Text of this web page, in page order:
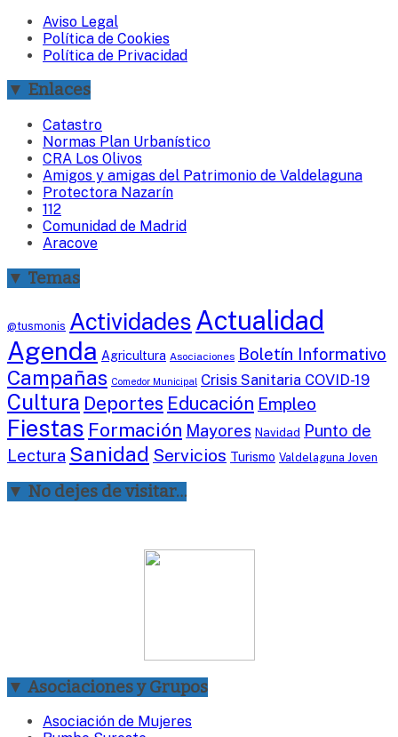
Aviso Legal
Política de Cookies
Política de Privacidad
▼ Enlaces
Catastro
Normas Plan Urbanístico
CRA Los Olivos
Amigos y amigas del Patrimonio de Valdelaguna
Protectora Nazarín
112
Comunidad de Madrid
Aracove
▼ Temas
@tusmonis ActividadesActualidad
Agenda Agricultura Asociaciones Boletín Informativo
Campañas Comedor Municipal Crisis Sanitaria COVID-19
Cultura Deportes Educación Empleo
Fiestas Formación Mayores Navidad Punto de
Lectura Sanidad Servicios Turismo Valdelaguna Joven
▼ No dejes de visitar…
▼ Asociaciones y Grupos
Asociación de Mujeres